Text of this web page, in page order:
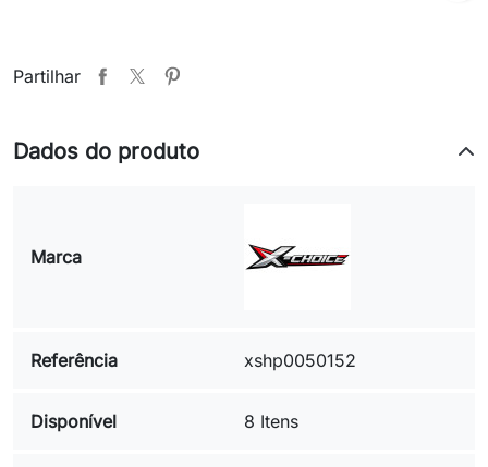
Partilhar
Dados do produto
Marca
Referência xshp0050152
Disponível 8 Itens